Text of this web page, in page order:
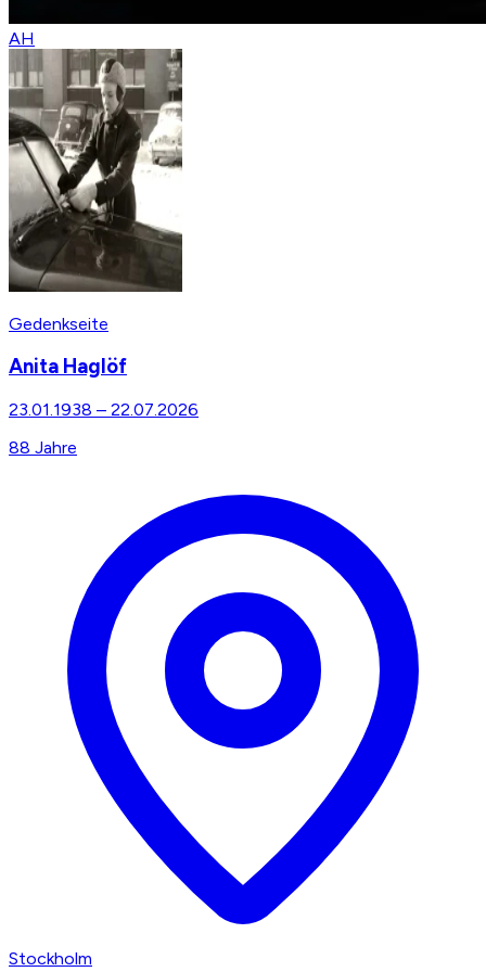
AH
Gedenkseite
Anita Haglöf
23.01.1938 – 22.07.2026
88 Jahre
Stockholm